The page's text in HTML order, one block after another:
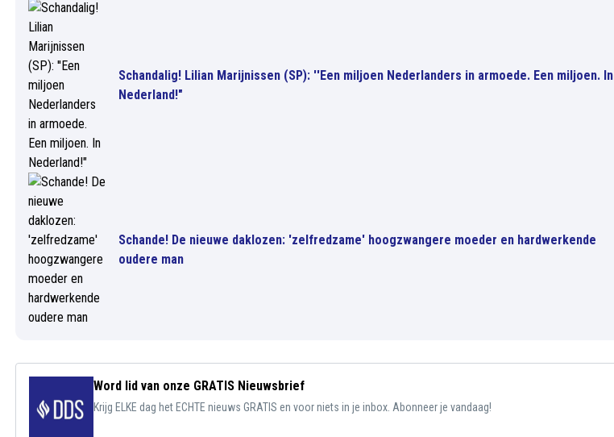
Schandalig! Lilian Marijnissen (SP): ''Een miljoen Nederlanders in armoede. Een miljoen. In
Nederland!"
Schande! De nieuwe daklozen: 'zelfredzame' hoogzwangere moeder en hardwerkende
oudere man
Word lid van onze GRATIS Nieuwsbrief
Krijg ELKE dag het ECHTE nieuws GRATIS en voor niets in je inbox. Abonneer je vandaag!